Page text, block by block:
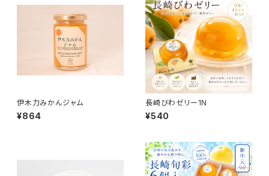
伊木力みかんジャム
¥864
長崎びわゼリー1N
¥540